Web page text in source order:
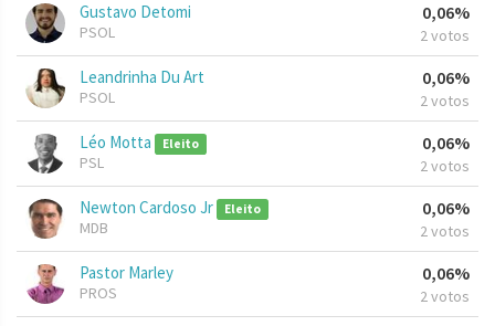
Gustavo Detomi
PSOL
0,06%
2 votos
Leandrinha Du Art
PSOL
0,06%
2 votos
Léo Motta Eleito
PSL
0,06%
2 votos
Newton Cardoso Jr Eleito
MDB
0,06%
2 votos
Pastor Marley
PROS
0,06%
2 votos